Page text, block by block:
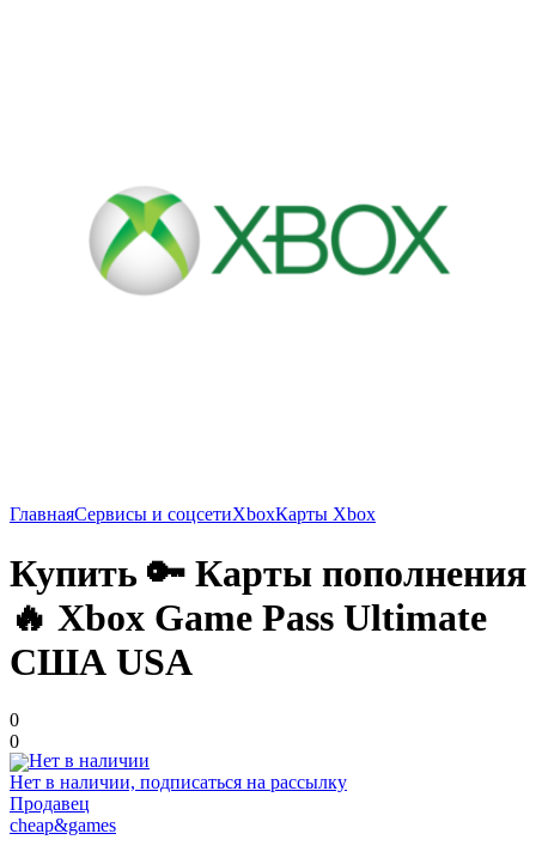
ГлавнаяСервисы и соцсетиXboxКарты Xbox
Купить 🔑 Карты пополнения
🔥 Xbox Game Pass Ultimate
США USA
0
0
Нет в наличии, подписаться на рассылку
Продавец
cheap&games